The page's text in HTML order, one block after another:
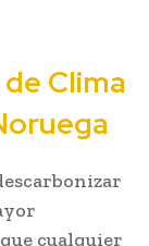
Clima
cualquier